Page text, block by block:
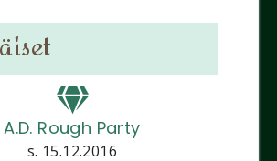
A.D. Rough Party
s. 15.12.2016